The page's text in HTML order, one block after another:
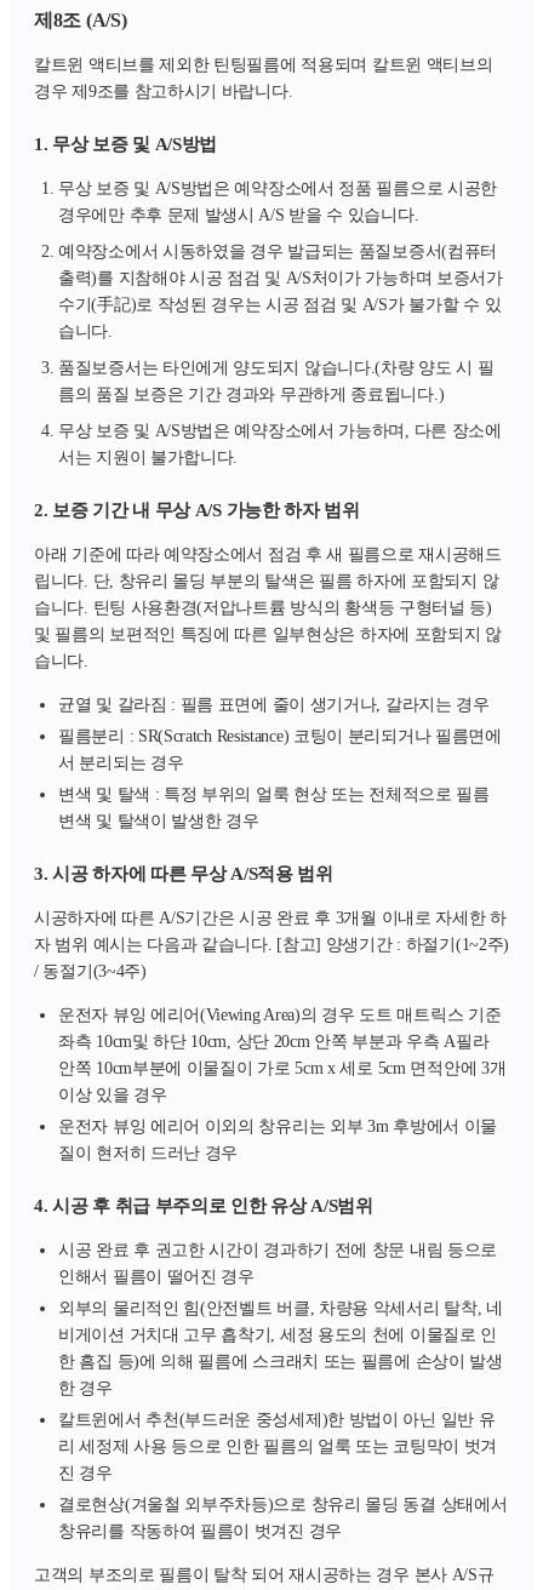
제8조 (A/S)
칼트윈 액티브를 제외한 틴팅필름에 적용되며 칼트윈 액티브의
경우 제9조를 참고하시기 바랍니다.
1. 무상 보증 및 A/S방법
무상 보증 및 A/S방법은 예약장소에서 정품 필름으로 시공한
경우에만 추후 문제 발생시 A/S 받을 수 있습니다.
예약장소에서 시동하였을 경우 발급되는 품질보증서(컴퓨터
출력)를 지참해야 시공 점검 및 A/S처이가 가능하며 보증서가
수기(手記)로 작성된 경우는 시공 점검 및 A/S가 불가할 수 있
습니다.
품질보증서는 타인에게 양도되지 않습니다.(차량 양도 시 필
름의 품질 보증은 기간 경과와 무관하게 종료됩니다.)
무상 보증 및 A/S방법은 예약장소에서 가능하며, 다른 장소에
서는 지원이 불가합니다.
2. 보증 기간 내 무상 A/S 가능한 하자 범위
아래 기준에 따라 예약장소에서 점검 후 새 필름으로 재시공해드
립니다. 단, 창유리 몰딩 부분의 탈색은 필름 하자에 포함되지 않
습니다. 틴팅 사용환경(저압나트륨 방식의 황색등 구형터널 등)
및 필름의 보편적인 특징에 따른 일부현상은 하자에 포함되지 않
습니다.
균열 및 갈라짐 : 필름 표면에 줄이 생기거나, 갈라지는 경우
필름분리 : SR(Scratch Resistance) 코팅이 분리되거나 필름면에
서 분리되는 경우
변색 및 탈색 : 특정 부위의 얼룩 현상 또는 전체적으로 필름
변색 및 탈색이 발생한 경우
3. 시공 하자에 따른 무상 A/S적용 범위
시공하자에 따른 A/S기간은 시공 완료 후 3개월 이내로 자세한 하
자 범위 예시는 다음과 같습니다. [참고] 양생기간 : 하절기(1~2주)
/ 동절기(3~4주)
운전자 뷰잉 에리어(Viewing Area)의 경우 도트 매트릭스 기준
좌측 10cm및 하단 10cm, 상단 20cm 안쪽 부분과 우측 A필라
안쪽 10cm부분에 이물질이 가로 5cm x 세로 5cm 면적안에 3개
이상 있을 경우
운전자 뷰잉 에리어 이외의 창유리는 외부 3m 후방에서 이물
질이 현저히 드러난 경우
4. 시공 후 취급 부주의로 인한 유상 A/S범위
시공 완료 후 권고한 시간이 경과하기 전에 창문 내림 등으로
인해서 필름이 떨어진 경우
외부의 물리적인 힘(안전벨트 버클, 차량용 악세서리 탈착, 네
비게이션 거치대 고무 흡착기, 세정 용도의 천에 이물질로 인
한 흠집 등)에 의해 필름에 스크래치 또는 필름에 손상이 발생
한 경우
칼트윈에서 추천(부드러운 중성세제)한 방법이 아닌 일반 유
리 세정제 사용 등으로 인한 필름의 얼룩 또는 코팅막이 벗겨
진 경우
결로현상(겨울철 외부주차등)으로 창유리 몰딩 동결 상태에서
창유리를 작동하여 필름이 벗겨진 경우
고객의 부조의로 필름이 탈착 되어 재시공하는 경우 본사 A/S규